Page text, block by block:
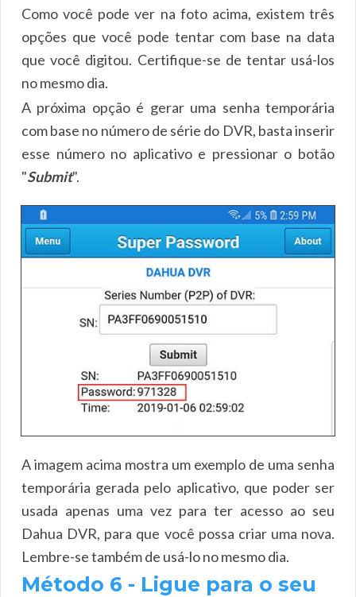
Como você pode ver na foto acima, existem três
opções que você pode tentar com base na data
que você digitou. Certifique-se de tentar usá-los
no mesmo dia.
A próxima opção é gerar uma senha temporária
com base no número de série do DVR, basta inserir
esse número no aplicativo e pressionar o botão
"Submit".
A imagem acima mostra um exemplo de uma senha
temporária gerada pelo aplicativo, que poder ser
usada apenas uma vez para ter acesso ao seu
Dahua DVR, para que você possa criar uma nova.
Lembre-se também de usá-lo no mesmo dia.
Método 6 - Ligue para o seu